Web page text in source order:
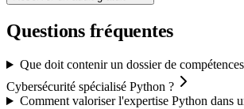
Questions fréquentes
Que doit contenir un dossier de
Cybersécurité spécialisé Python ?
Comment valoriser l'expertise Python dans